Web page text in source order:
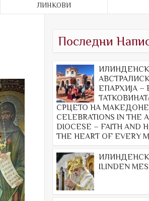
ЛИНКОВИ
Последни
ЕПАРХИЈА –
СРЦЕТО НА
CELEBRATIONS IN THE
DIOCESE – FAITH AND
THE HEART OF EVERY
ILINDEN